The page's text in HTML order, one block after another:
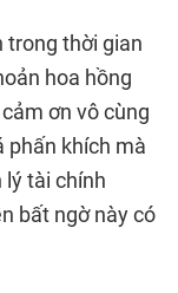
trong thời gian
hoa hồng
ơn vô cùng
phấn khích mà
lý tài chính
bất ngờ này có